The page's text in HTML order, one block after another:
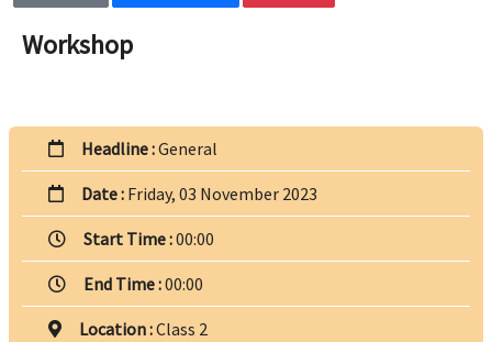
Workshop
Headline :General
Date : Friday, 03 November 2023
Start Time :00:00
End Time :00:00
Location :Class 2